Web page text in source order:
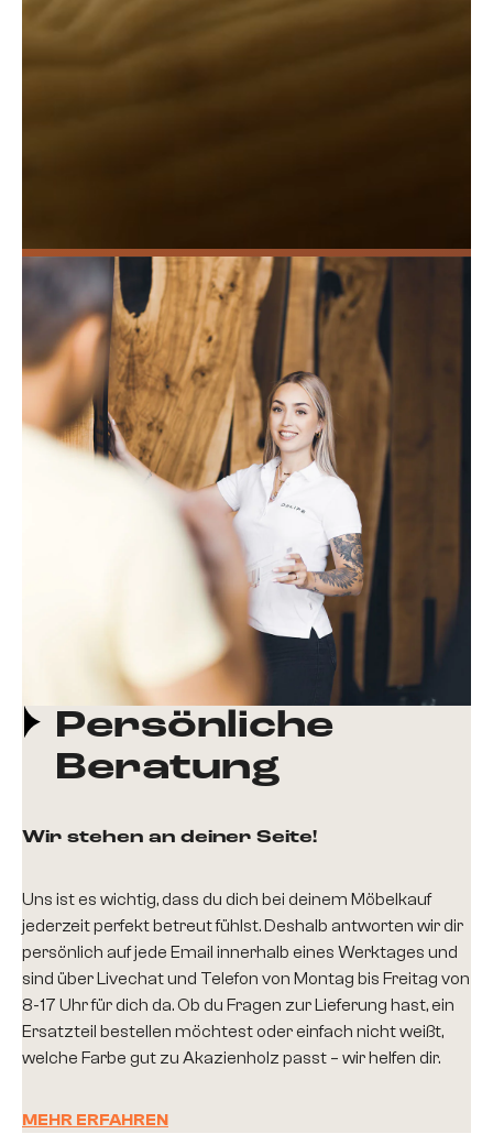
Persönliche
Beratung
Wir stehen an deiner Seite!
Uns ist es wichtig, dass du dich bei deinem Möbelkauf
jederzeit perfekt betreut fühlst. Deshalb antworten wir dir
persönlich auf jede Email innerhalb eines Werktages und
sind über Livechat und Telefon von Montag bis Freitag von
8-17 Uhr für dich da. Ob du Fragen zur Lieferung hast, ein
Ersatzteil bestellen möchtest oder einfach nicht weißt,
welche Farbe gut zu Akazienholz passt – wir helfen dir.
MEHR ERFAHREN